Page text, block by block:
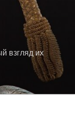
взгляд их